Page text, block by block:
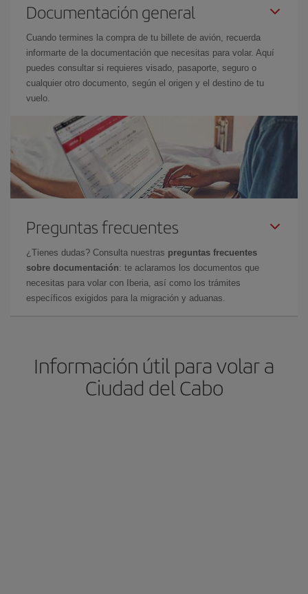
Documentación general
Cuando termines la compra de tu billete de avión, recuerda
informarte de la documentación que necesitas para volar. Aquí
puedes consultar si requieres visado, pasaporte, seguro o
cualquier otro documento, según el origen y el destino de tu
vuelo.
Preguntas frecuentes
¿Tienes dudas? Consulta nuestras preguntas frecuentes
sobre documentación: te aclaramos los documentos que
necesitas para volar con Iberia, así como los trámites
específicos exigidos para la migración y aduanas.
Información útil para volar a
Ciudad del Cabo